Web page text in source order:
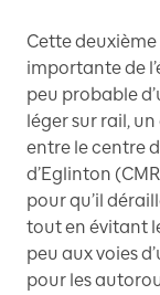
Cette
importante de
peu probable
léger sur rail,
entre le centre
d’Eglinton
pour qu’il
tout en évitant
peu aux voies
pour les